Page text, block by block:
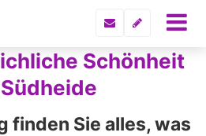
Schönheit
finden Sie alles, was